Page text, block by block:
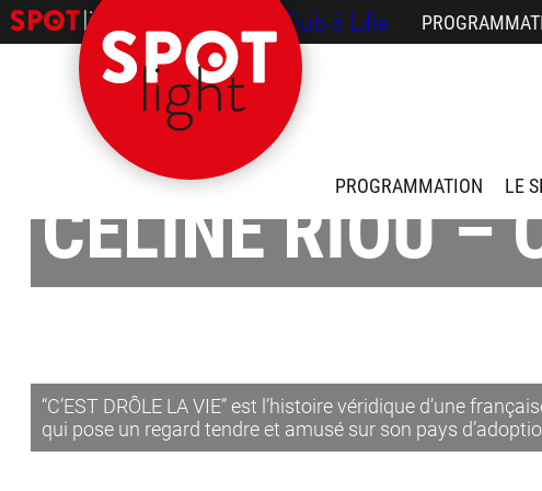
/ Le Comedy Club à Lille
PROGRAMMATION LE
CÉLINE RIOU –
“C’EST DRÔLE LA VIE” est l’histoire véridique d’une
qui pose un regard tendre et amusé sur son pays